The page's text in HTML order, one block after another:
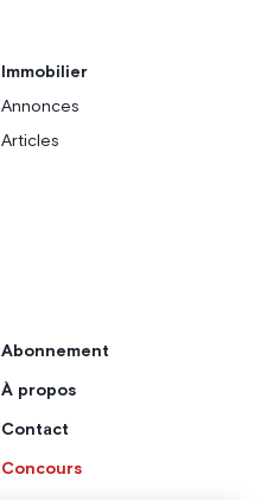
Immobilier
Annonces
Articles
Abonnement
À propos
Contact
Concours